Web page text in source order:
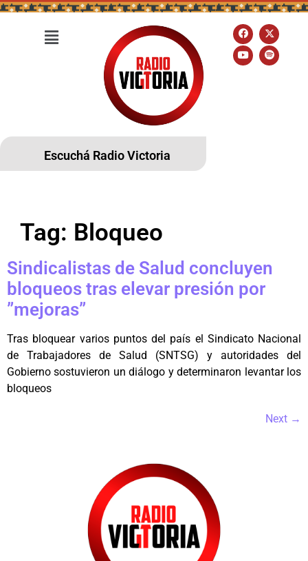
Escuchá Radio Victoria
Tag: Bloqueo
Sindicalistas de Salud concluyen
bloqueos tras elevar presión por
”mejoras”
Tras bloquear varios puntos del país el Sindicato Nacional
de Trabajadores de Salud (SNTSG) y autoridades del
Gobierno sostuvieron un diálogo y determinaron levantar los
bloqueos
Next →